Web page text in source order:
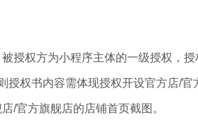
授权方为小程序主体的一级授权，
授权书内容需体现授权开设官方店/官
/官方旗舰店的店铺首页截图。